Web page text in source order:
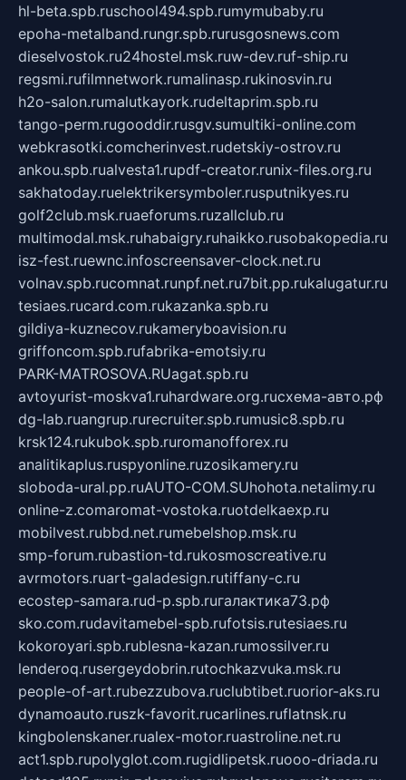
hl-beta.spb.ruschool494.spb.rumymubaby.ru
epoha-metalband.rungr.spb.rurusgosnews.com
dieselvostok.ru24hostel.msk.ruw-dev.ruf-ship.ru
regsmi.rufilmnetwork.rumalinasp.rukinosvin.ru
h2o-salon.rumalutkayork.rudeltaprim.spb.ru
tango-perm.rugooddir.rusgv.sumultiki-online.com
webkrasotki.comcherinvest.rudetskiy-ostrov.ru
ankou.spb.rualvesta1.rupdf-creator.runix-files.org.ru
sakhatoday.ruelektrikersymboler.rusputnikyes.ru
golf2club.msk.ruaeforums.ruzallclub.ru
multimodal.msk.ruhabaigry.ruhaikko.rusobakopedia.ru
isz-fest.ruewnc.infoscreensaver-clock.net.ru
volnav.spb.rucomnat.runpf.net.ru7bit.pp.rukalugatur.ru
tesiaes.rucard.com.rukazanka.spb.ru
gildiya-kuznecov.rukameryboavision.ru
griffoncom.spb.rufabrika-emotsiy.ru
PARK-MATROSOVA.RUagat.spb.ru
avtoyurist-moskva1.ruhardware.org.ruсхема-авто.рф
dg-lab.ruangrup.rurecruiter.spb.rumusic8.spb.ru
krsk124.rukubok.spb.ruromanofforex.ru
analitikaplus.ruspyonline.ruzosikamery.ru
sloboda-ural.pp.ruAUTO-COM.SUhohota.netalimy.ru
online-z.comaromat-vostoka.ruotdelkaexp.ru
mobilvest.rubbd.net.rumebelshop.msk.ru
smp-forum.rubastion-td.rukosmoscreative.ru
avrmotors.ruart-galadesign.rutiffany-c.ru
ecostep-samara.rud-p.spb.ruгалактика73.рф
sko.com.rudavitamebel-spb.rufotsis.rutesiaes.ru
kokoroyari.spb.rublesna-kazan.rumossilver.ru
lenderoq.rusergeydobrin.rutochkazvuka.msk.ru
people-of-art.rubezzubova.ruclubtibet.ruorior-aks.ru
dynamoauto.ruszk-favorit.rucarlines.ruflatnsk.ru
kingbolenskaner.rualex-motor.ruastroline.net.ru
act1.spb.rupolyglot.com.rugidlipetsk.ruooo-driada.ru